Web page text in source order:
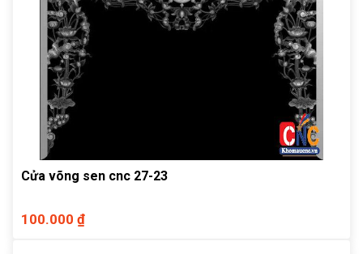
Cửa võng sen cnc 27-23
100.000 ₫